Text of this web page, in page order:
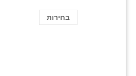
בחירות